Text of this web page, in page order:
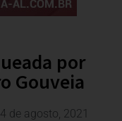
por
Gouveia
de agosto, 2021